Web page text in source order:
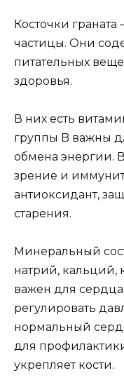
Косточки
частицы. Они
питательных
здоровья.
В них есть
группы B важны
обмена энергии.
зрение и
антиоксидант,
старения.
Минеральный
натрий, кальций,
важен для
регулировать
нормальный
для
укрепляет кости.